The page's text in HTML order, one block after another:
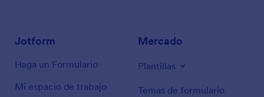
Jotform
Haga un Formulario
Mi espacio de trabajo
Mercado
Plantillas
Temas de formulario